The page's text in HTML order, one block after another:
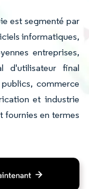
est segmenté par
informatiques,
entreprises,
d'utilisateur final
commerce
et industrie
fournies en termes